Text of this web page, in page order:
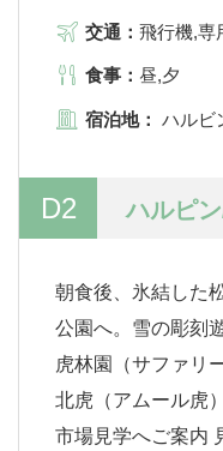
交通： 飛行機,専
食事： 昼,夕
宿泊地： ハルビ
D2 ハルピ
朝食後、氷結した
公園へ。雪の彫刻
虎林園（サファリ
北虎（アムール虎
市場見学へご案内